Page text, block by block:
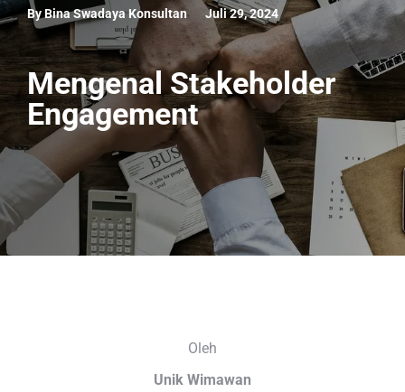
By Bina Swadaya Konsultan Juli 29, 2024
Mengenal Stakeholder
Engagement
Oleh
Unik Wimawan